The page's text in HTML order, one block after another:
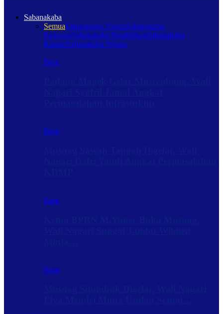
Sabanakaba
SemuaSabanakaba NagariSabanakaba
PariwaraSabanakaba PendidikanSabanakaba
RantauSabanakaba Wisata
Baru
Baru
Baru
Baru